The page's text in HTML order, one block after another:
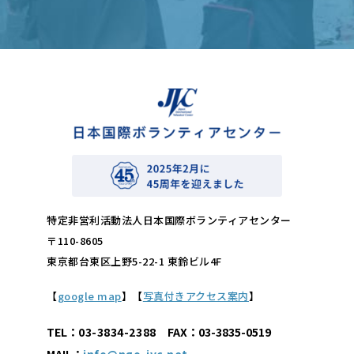
特定非営利活動法人日本国際ボランティアセンター
〒110-8605
東京都台東区上野5-22-1 東鈴ビル4F
【google map】【写真付きアクセス案内】
TEL： 03-3834-2388 FAX：03-3835-0519